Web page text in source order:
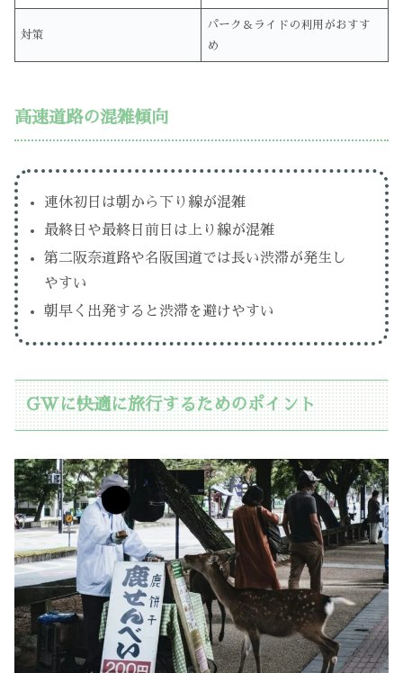
対策
パーク＆ライドの利用がおすす
め
高速道路の混雑傾向
連休初日は朝から下り線が混雑
最終日や最終日前日は上り線が混雑
第二阪奈道路や名阪国道では長い渋滞が発生し
やすい
朝早く出発すると渋滞を避けやすい
GWに快適に旅行するためのポイント